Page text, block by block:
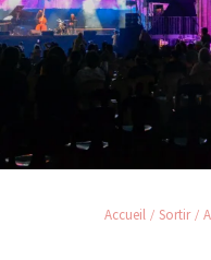
Accueil Sortir